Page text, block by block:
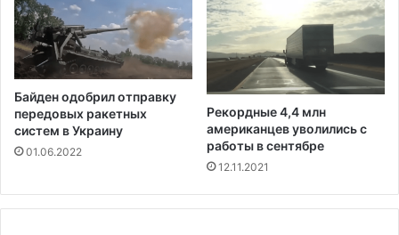
с
к
о
д
и
с
к
р
и
и
с
л
е
д
и
Байден одобрил отправку
передовых ракетных
систем в Украину
01.06.2022
Рекордные 4,4 млн
американцев уволились с
работы в сентябре
12.11.2021